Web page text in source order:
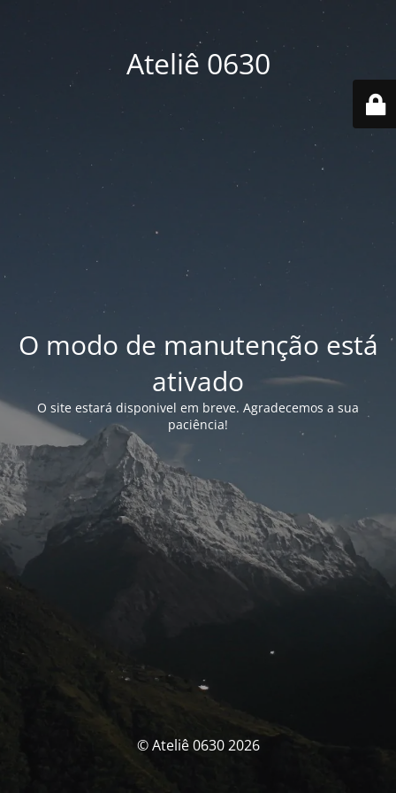
Ateliê 0630
O modo de manutenção está
ativado
O site estará disponivel em breve. Agradecemos a sua
paciência!
© Ateliê 0630 2026